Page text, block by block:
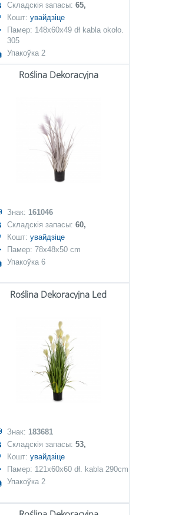
Складскія запасы: 65,
Кошт: увайдзіце
Памер: 148x60x49 dł kabla około.
305
Упакоўка 2
Roślina Dekoracyjna
Знак: 161046
Складскія запасы: 60,
Кошт: увайдзіце
Памер: 78x48x50 cm
Упакоўка 6
Roślina Dekoracyjna Led
Знак: 183681
Складскія запасы: 53,
Кошт: увайдзіце
Памер: 121x60x60 dł. kabla 290cm
Упакоўка 2